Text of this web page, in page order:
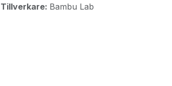
Tillverkare: Bambu Lab